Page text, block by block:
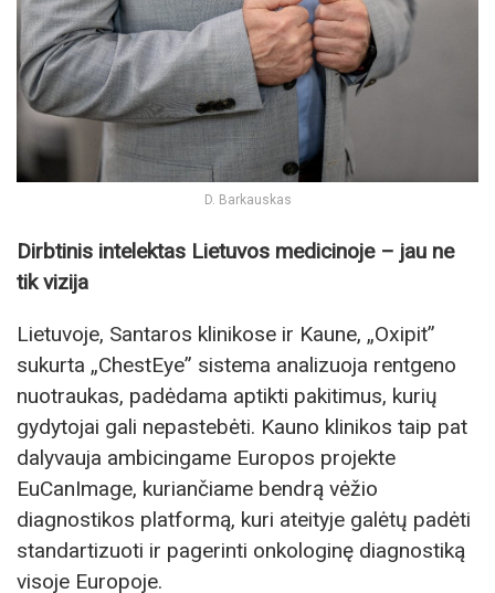
D. Barkauskas
Dirbtinis intelektas Lietuvos medicinoje – jau ne
tik vizija
Lietuvoje, Santaros klinikose ir Kaune, „Oxipit”
sukurta „ChestEye” sistema analizuoja rentgeno
nuotraukas, padėdama aptikti pakitimus, kurių
gydytojai gali nepastebėti. Kauno klinikos taip pat
dalyvauja ambicingame Europos projekte
EuCanImage, kuriančiame bendrą vėžio
diagnostikos platformą, kuri ateityje galėtų padėti
standartizuoti ir pagerinti onkologinę diagnostiką
visoje Europoje.